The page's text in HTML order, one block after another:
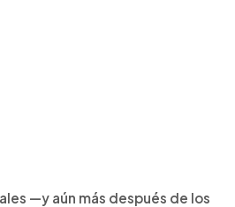
—y aún más después de los